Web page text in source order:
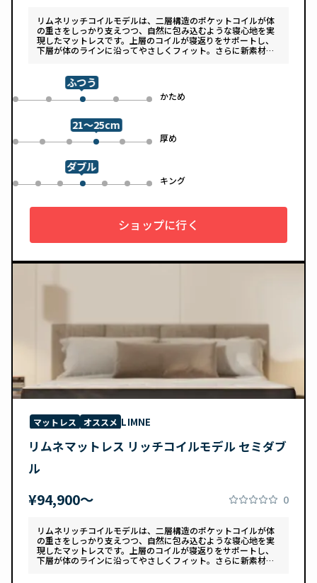
リムネリッチコイルモデルは、二層構造のポケットコイルが体
の重さをしっかり支えつつ、自然に包み込むような寝心地を実
現したマットレスです。上層のコイルが寝返りをサポートし、
下層が体のラインに沿ってやさしくフィット。さらに新素材
ンで、カバーは自宅で洗濯可能。清潔さと快適さの両方を追求
した一枚です。
0 1 2
ふつう
3 かため
4
0 1 2 3
21～25cm
4 厚め
5
0 1 2 3
ダブル
4 5 キング
6
ショップに行く
マットレス オススメ LIMNE
リムネマットレス リッチコイルモデル セミダブ
ル
¥94,900〜 0
リムネリッチコイルモデルは、二層構造のポケットコイルが体
の重さをしっかり支えつつ、自然に包み込むような寝心地を実
現したマットレスです。上層のコイルが寝返りをサポートし、
下層が体のラインに沿ってやさしくフィット。さらに新素材